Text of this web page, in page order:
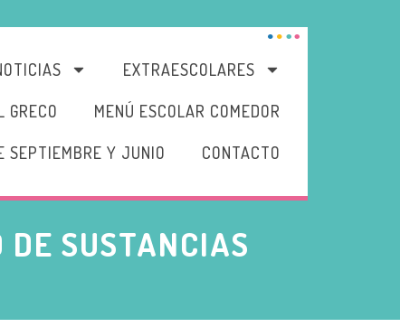
EXTRAESCOLARES
GRECO MENÚ ESCOLAR COMEDOR
SEPTIEMBRE Y JUNIO CONTACTO
DE SUSTANCIAS